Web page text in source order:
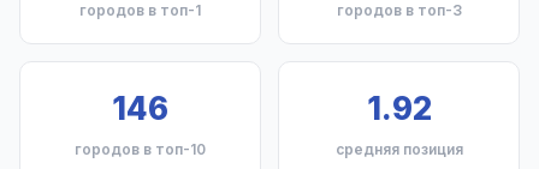
городов в топ-1 городов в топ-3
146
городов в топ-10
1.92
средняя позиция